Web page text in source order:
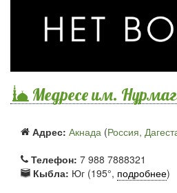
Медресе им.
Адрес: Акнада (Россия,
Телефон: 7 988 7888321
Кыбла: Юг (195°, подробнее)